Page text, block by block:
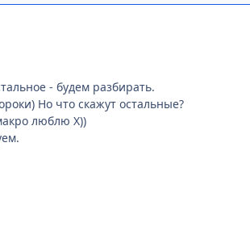
- будем разбирать.
Но что скажут остальные?
люблю Х))